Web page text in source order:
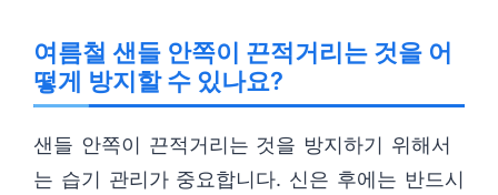
여름철 샌들 안쪽이 끈적거리는 것을 어
떻게 방지할 수 있나요?
샌들 안쪽이 끈적거리는 것을 방지하기 위해서
는 습기 관리가 중요합니다. 신은 후에는 반드시